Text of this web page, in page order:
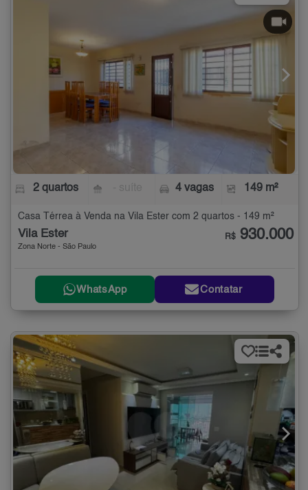
2 quartos 4 vagas 149 m²
Casa Térrea à Venda na Vila Ester com 2 quartos - 149 m²
Vila Ester
Zona Norte - São Paulo
R$ 930.000
WhatsApp Contatar